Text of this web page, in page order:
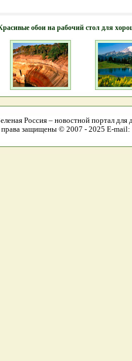
обои на рабочий стол для
Россия – новостной портал для
защищены © 2007 - 2025 E-mail: